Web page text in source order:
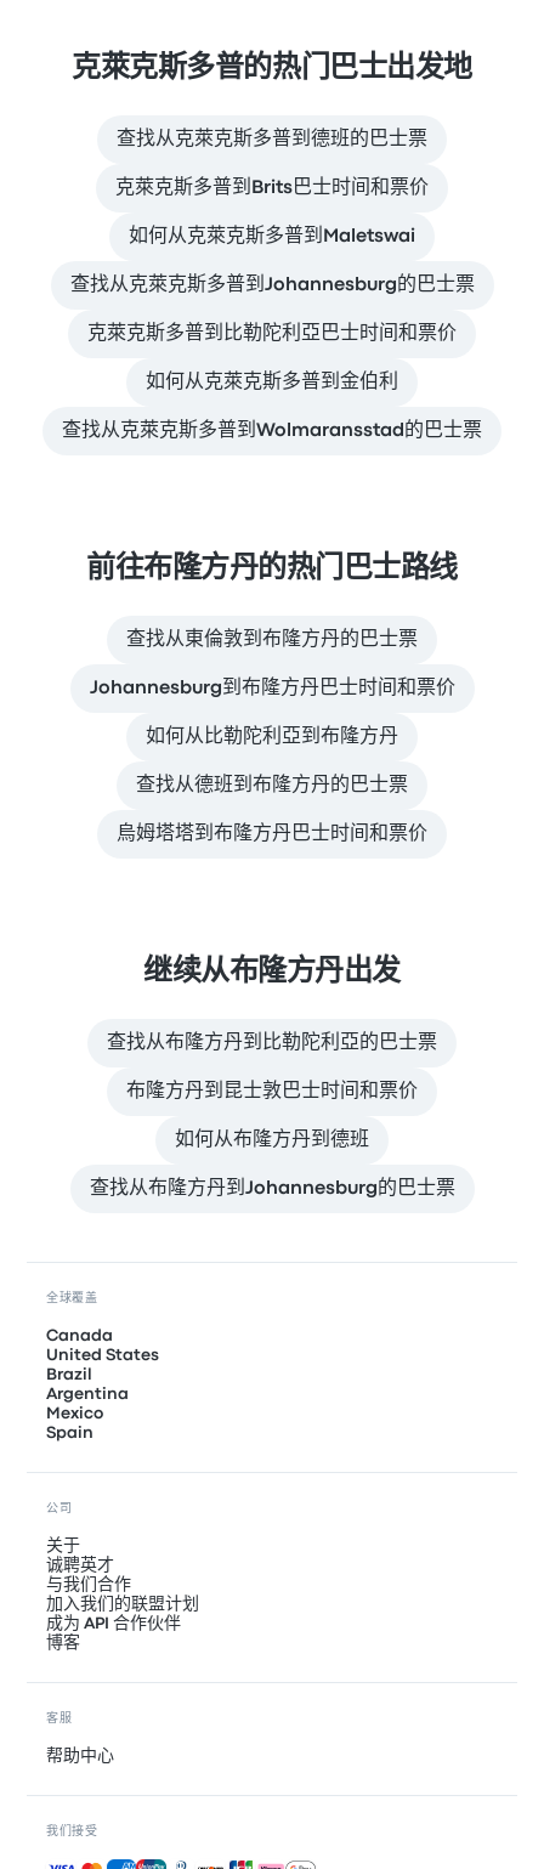
克萊克斯多普的热门巴士出发地
查找从克萊克斯多普到德班的巴士票
克萊克斯多普到Brits巴士时间和票价
如何从克萊克斯多普到Maletswai
查找从克萊克斯多普到Johannesburg的巴士票
克萊克斯多普到比勒陀利亞巴士时间和票价
如何从克萊克斯多普到金伯利
查找从克萊克斯多普到Wolmaransstad的巴士票
前往布隆方丹的热门巴士路线
查找从東倫敦到布隆方丹的巴士票
Johannesburg到布隆方丹巴士时间和票价
如何从比勒陀利亞到布隆方丹
查找从德班到布隆方丹的巴士票
烏姆塔塔到布隆方丹巴士时间和票价
继续从布隆方丹出发
查找从布隆方丹到比勒陀利亞的巴士票
布隆方丹到昆士敦巴士时间和票价
如何从布隆方丹到德班
查找从布隆方丹到Johannesburg的巴士票
全球覆盖
Canada
United States
Brazil
Argentina
Mexico
Spain
公司
关于
诚聘英才
与我们合作
加入我们的联盟计划
成为 API 合作伙伴
博客
客服
帮助中心
我们接受